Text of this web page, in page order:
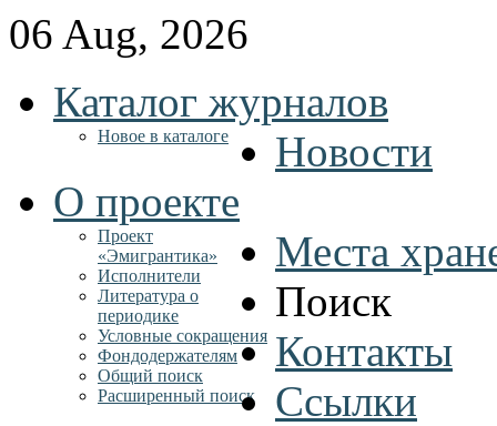
06 Aug, 2026
Каталог журналов
Новое в каталоге
Новости
О проекте
Проект
«Эмигрантика»
Исполнители
Литература о
периодике
Условные сокращения
Фондодержателям
Места
Поиск
Общий поиск
Расширенный поиск
Контакты
Ссылки